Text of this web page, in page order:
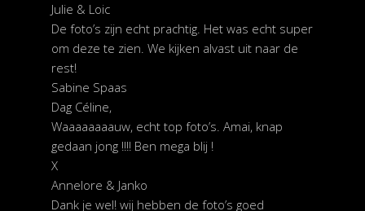
Julie & Loic
De foto’s zijn echt prachtig. Het was echt super
om deze te zien. We kijken alvast uit naar de
rest!
Sabine Spaas
Dag Céline,
Waaaaaaaauw, echt top foto’s. Amai, knap
gedaan jong !!!! Ben mega blij !
X
Annelore & Janko
Dank je wel! wij hebben de foto’s goed